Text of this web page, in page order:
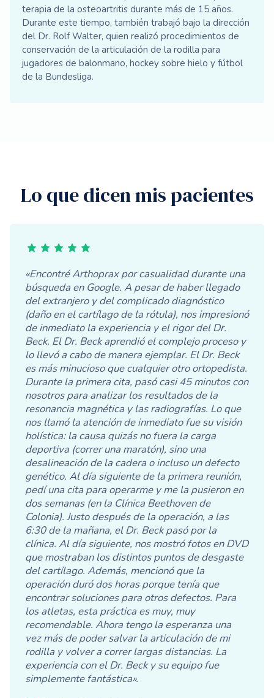
terapia de la osteoartritis durante más de 15 años.
Durante este tiempo, también trabajó bajo la dirección
del Dr. Rolf Walter, quien realizó procedimientos de
conservación de la articulación de la rodilla para
jugadores de balonmano, hockey sobre hielo y fútbol
de la Bundesliga.
Lo que dicen mis pacientes
«Encontré Arthoprax por casualidad durante una
búsqueda en Google. A pesar de haber llegado
del extranjero y del complicado diagnóstico
(daño en el cartílago de la rótula), nos impresionó
de inmediato la experiencia y el rigor del Dr.
Beck. El Dr. Beck aprendió el complejo proceso y
lo llevó a cabo de manera ejemplar. El Dr. Beck
es más minucioso que cualquier otro ortopedista.
Durante la primera cita, pasó casi 45 minutos con
nosotros para analizar los resultados de la
resonancia magnética y las radiografías. Lo que
nos llamó la atención de inmediato fue su visión
holística: la causa quizás no fuera la carga
deportiva (correr una maratón), sino una
desalineación de la cadera o incluso un defecto
genético. Al día siguiente de la primera reunión,
pedí una cita para operarme y me la pusieron en
dos semanas (en la Clínica Beethoven de
Colonia). Justo después de la operación, a las
6:30 de la mañana, el Dr. Beck pasó por la
clínica. Al día siguiente, nos mostró fotos en DVD
que mostraban los distintos puntos de desgaste
del cartílago. Además, mencionó que la
operación duró dos horas porque tenía que
encontrar soluciones para otros defectos. Para
los atletas, esta práctica es muy, muy
recomendable. Ahora tengo la esperanza una
vez más de poder salvar la articulación de mi
rodilla y volver a correr largas distancias. La
experiencia con el Dr. Beck y su equipo fue
simplemente fantástica».